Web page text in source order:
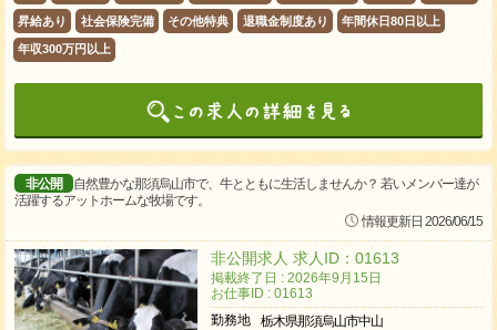
昇給あり 社会保険完備 その他特典 退職金制度あり 年間休日80日以上
年収300万円以上
非公開
自然豊かな那須烏山市で、牛とともに生活しませんか？ 若いメンバー達が
活躍するアットホームな牧場です。
情報更新日 2026/06/15
非公開求人 求人ID：01613
掲載終了日 : 2026年9月15日
お仕事ID : 01613
勤務地
栃木県那須烏山市中山